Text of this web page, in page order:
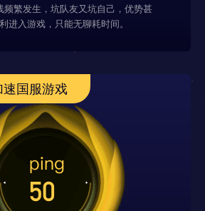
频繁发生，坑队友又坑自己，优势甚
进入游戏，只能无聊耗时间。
国服游戏